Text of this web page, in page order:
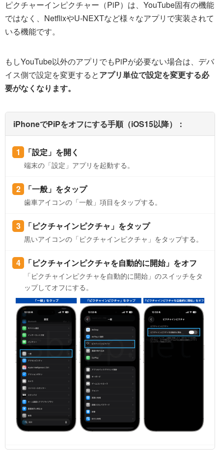
ピクチャーインピクチャー（PiP）は、YouTube固有の機能
ではなく、NetflixやU-NEXTなど様々なアプリで実装されて
いる機能です。
もしYouTube以外のアプリでもPiPが必要ない場合は、デバ
イス側で設定を変更するとアプリ単位で設定を変更する必
要がなくなります。
iPhoneでPiPをオフにする手順（iOS15以降）：
「設定」を開く
端末の「設定」アプリを起動する。
「一般」をタップ
歯車アイコンの「一般」項目をタップする。
「ピクチャインピクチャ」をタップ
黒いアイコンの「ピクチャインピクチャ」をタップする。
「ピクチャインピクチャを自動的に開始」をオフ
「ピクチャインピクチャを自動的に開始」のスイッチをタ
ップしてオフにする。